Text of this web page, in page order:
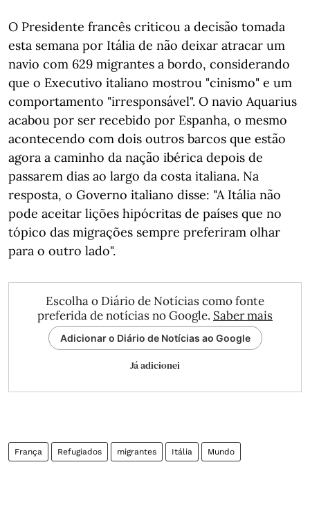
O Presidente francês criticou a decisão tomada
esta semana por Itália de não deixar atracar um
navio com 629 migrantes a bordo, considerando
que o Executivo italiano mostrou "cinismo" e um
comportamento "irresponsável". O navio Aquarius
acabou por ser recebido por Espanha, o mesmo
acontecendo com dois outros barcos que estão
agora a caminho da nação ibérica depois de
passarem dias ao largo da costa italiana. Na
resposta, o Governo italiano disse: "A Itália não
pode aceitar lições hipócritas de países que no
tópico das migrações sempre preferiram olhar
para o outro lado".
Escolha o Diário de Notícias como fonte
preferida de notícias no Google. Saber mais
Adicionar o Diário de Notícias ao Google
Já adicionei
França Refugiados migrantes Itália Mundo